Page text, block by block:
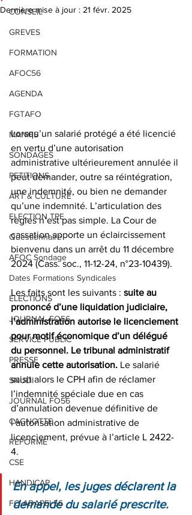
CONSEIL
GREVES
FORMATION
AFOC56
AGENDA
FGTAFO
MANIFS
SONDAGES
PETITIONS
ART & CULTURE
ELECTION TPE
Questionnaire
AFOC Sondage
Dates Formations Syndicales
ELECTIONS
JOURNAL FO56
SERVICE PUBLIC
PRESSE
SNUDI
JOURNAL FO56
CAGNOTTE
REFORME
CSE
HANDICAP
FO ADAPEI 56
Dernière mise à jour : 21 févr. 2025
Lorsqu’un salarié protégé a été licencié
en vertu d’une autorisation
administrative ultérieurement annulée il
peut demander, outre sa réintégration,
une indemnité, ou bien ne demander
qu’une indemnité. L’articulation des
règles n’est pas simple. La Cour de
cassation apporte un éclaircissement
bienvenu dans un arrêt du 11 décembre
2024 (Cass. soc., 11-12-24, n°23-10439).
Les faits sont les suivants : suite au
prononcé d’une liquidation judiciaire,
l’administration autorise le licenciement
pour motif économique d’un délégué
du personnel. Le tribunal administratif
annule cette autorisation. Le salarié
saisit alors le CPH afin de réclamer
l’indemnité spéciale due en cas
d’annulation devenue définitive de
l’autorisation administrative de
licenciement, prévue à l’article L 2422-
4.
En appel, les juges déclarent la
demande du salarié prescrite.